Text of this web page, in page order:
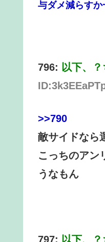
与ダメ減らす
796: 以下、
>>790
敵サイドなら
こっちのアン
うなもん
797: 以下、